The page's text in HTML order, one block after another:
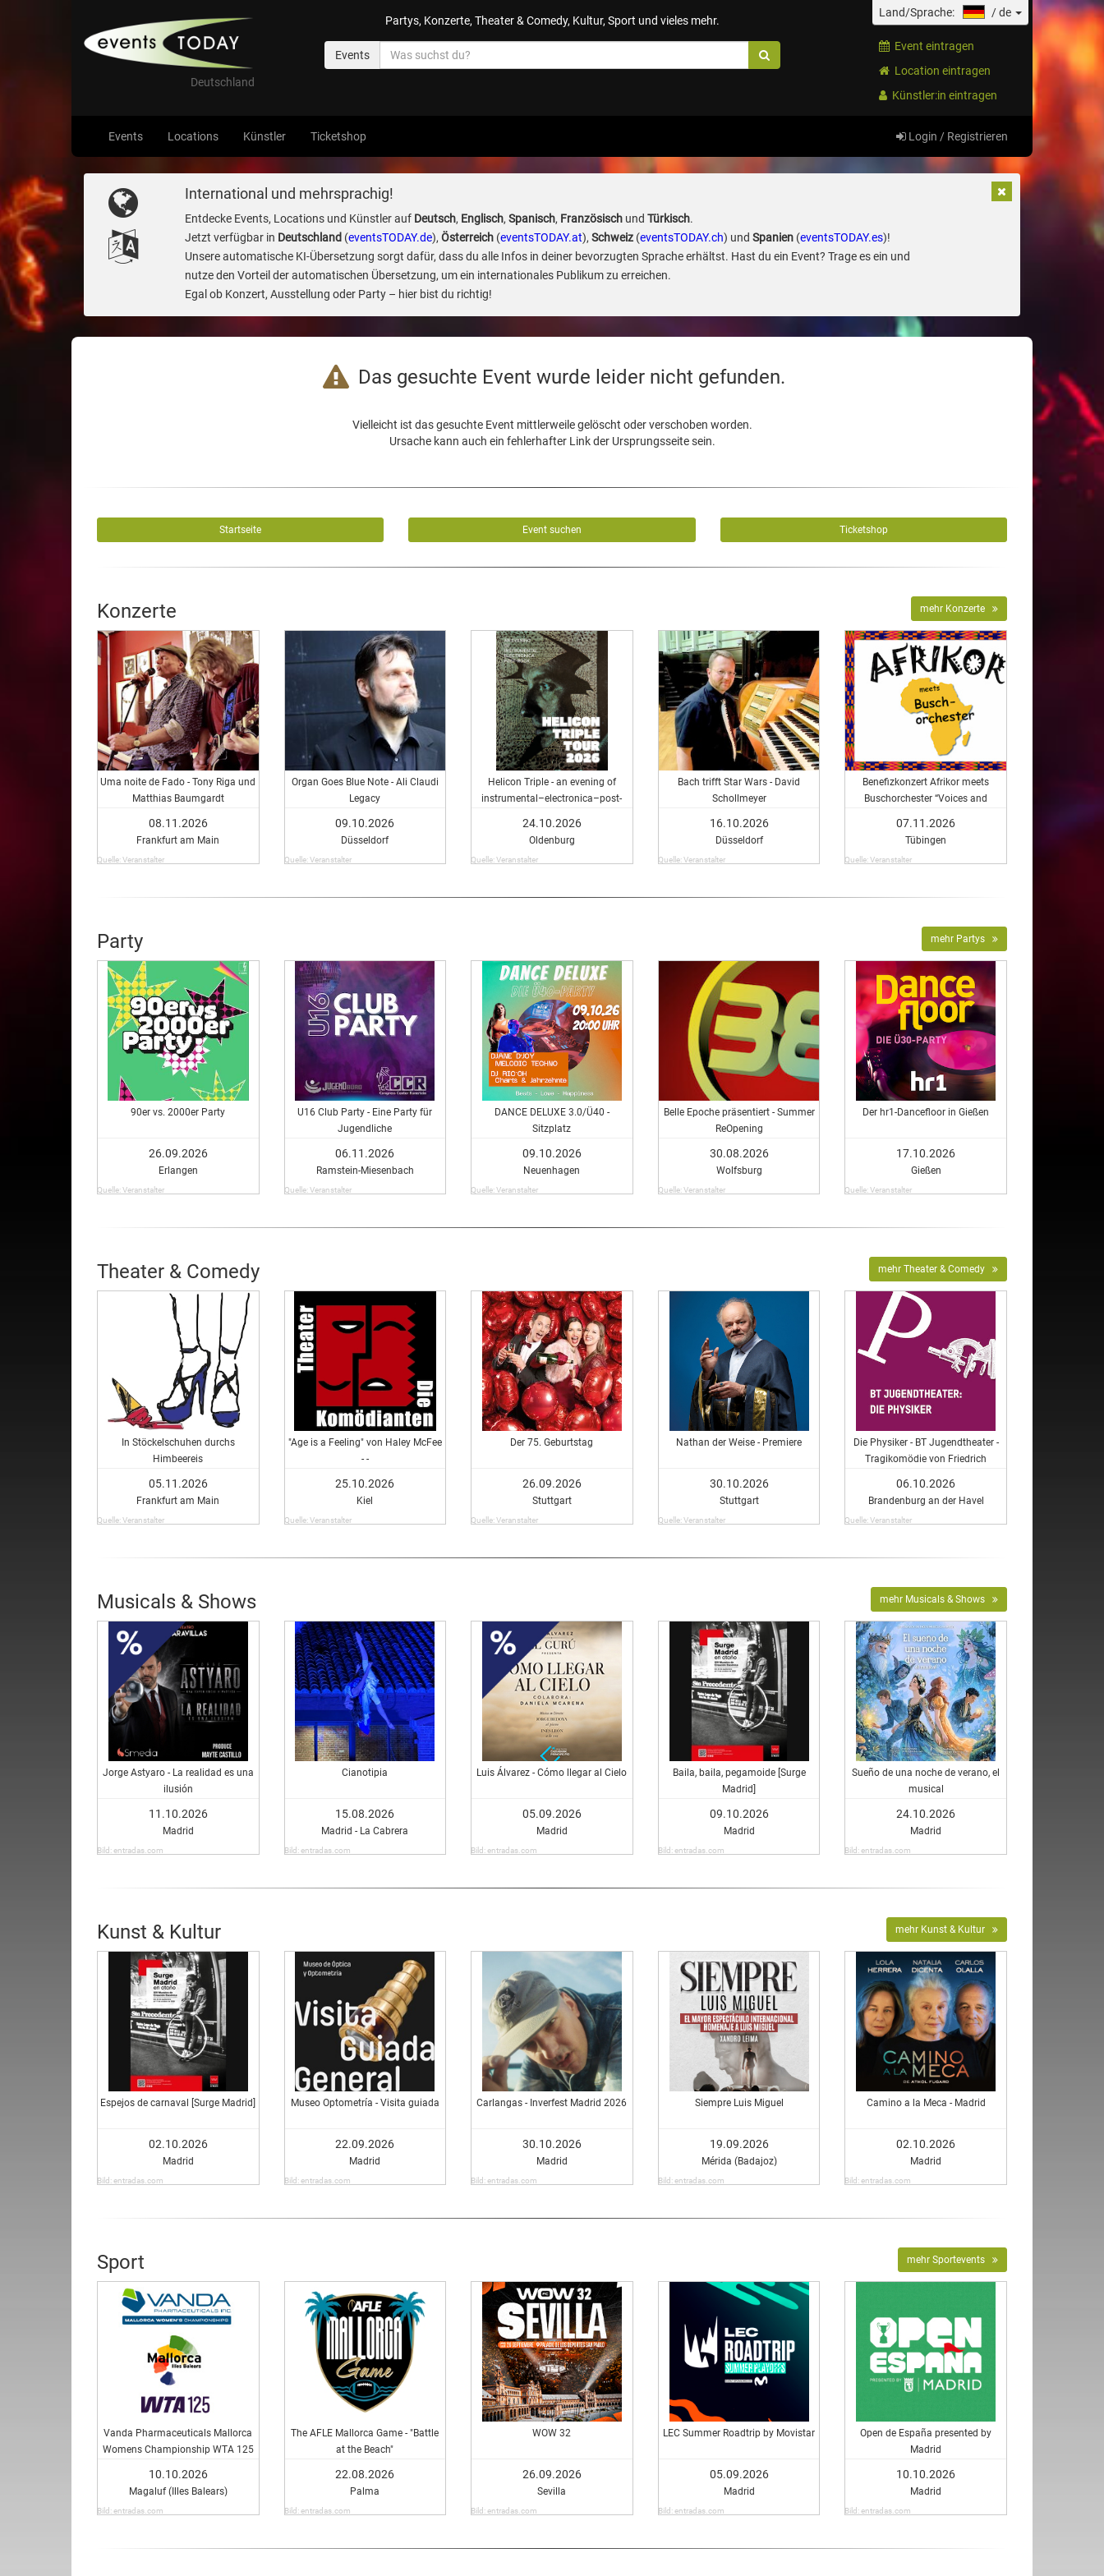
Deutschland
Partys, Konzerte, Theater & Comedy, Kultur, Sport und vieles mehr.
Events
Land/Sprache: /de
Event eintragen
Location eintragen
Künstler:in eintragen
Events Locations Künstler Ticketshop Login / Registrieren
International und mehrsprachig!
Entdecke Events, Locations und Künstler auf Deutsch, Englisch, Spanisch, Französischund Türkisch.
Jetzt verfügbar in Deutschland (eventsTODAY.de), Österreich(eventsTODAY.at), Schweiz(eventsTODAY.ch) und Spanien(eventsTODAY.es)!
Unsere automatische KI-Übersetzung sorgt dafür, dass du alle Infos in deiner bevorzugten Sprache erhältst. Hast du ein Event? Trage es ein und
nutze den Vorteil der automatischen Übersetzung, um ein internationales Publikum zu erreichen.
Egal ob Konzert, Ausstellung oder Party – hier bist du richtig!
Das gesuchte Event wurde leider nicht gefunden.
Vielleicht ist das gesuchte Event mittlerweile gelöscht oder verschoben worden.
Ursache kann auch ein fehlerhafter Link der Ursprungsseite sein.
Startseite Event suchen Ticketshop
Konzerte mehr Konzerte
Uma noite de Fado - Tony Riga und
Matthias Baumgardt
08.11.2026
Frankfurt am Main
Quelle: Veranstalter
Organ Goes Blue Note - Ali Claudi
Legacy
09.10.2026
Düsseldorf
Quelle: Veranstalter
Helicon Triple - an evening of
instrumental–electronica–post-
24.10.2026
Oldenburg
Quelle: Veranstalter
Bach trifft Star Wars - David
Schollmeyer
16.10.2026
Düsseldorf
Quelle: Veranstalter
Benefizkonzert Afrikor meets
Buschorchester “Voices and
07.11.2026
Tübingen
Quelle: Veranstalter
Party mehr Partys
90er vs. 2000er Party
26.09.2026
Erlangen
Quelle: Veranstalter
U16 Club Party - Eine Party für
Jugendliche
06.11.2026
Ramstein-Miesenbach
Quelle: Veranstalter
DANCE DELUXE 3.0/Ü40 -
Sitzplatz
09.10.2026
Neuenhagen
Quelle: Veranstalter
Belle Epoche präsentiert - Summer
ReOpening
30.08.2026
Wolfsburg
Quelle: Veranstalter
Der hr1-Dancefloor in Gießen
17.10.2026
Gießen
Quelle: Veranstalter
Theater & Comedy mehr Theater & Comedy
In Stöckelschuhen durchs
Himbeereis
05.11.2026
Frankfurt am Main
Quelle: Veranstalter
"Age is a Feeling" von Haley McFee
- -
25.10.2026
Kiel
Quelle: Veranstalter
Der 75. Geburtstag
26.09.2026
Stuttgart
Quelle: Veranstalter
Nathan der Weise - Premiere
30.10.2026
Stuttgart
Quelle: Veranstalter
Die Physiker - BT Jugendtheater -
Tragikomödie von Friedrich
06.10.2026
Brandenburg an der Havel
Quelle: Veranstalter
Musicals & Shows mehr Musicals & Shows
Jorge Astyaro - La realidad es una
ilusión
11.10.2026
Madrid
Bild: entradas.com
Cianotipia
15.08.2026
Madrid - La Cabrera
Bild: entradas.com
Luis Álvarez - Cómo llegar al Cielo
05.09.2026
Madrid
Bild: entradas.com
Baila, baila, pegamoide [Surge
Madrid]
09.10.2026
Madrid
Bild: entradas.com
Sueño de una noche de verano, el
musical
24.10.2026
Madrid
Bild: entradas.com
Kunst & Kultur mehr Kunst & Kultur
Espejos de carnaval [Surge Madrid]
02.10.2026
Madrid
Bild: entradas.com
Museo Optometría - Visita guiada
22.09.2026
Madrid
Bild: entradas.com
Carlangas - Inverfest Madrid 2026
30.10.2026
Madrid
Bild: entradas.com
Siempre Luis Miguel
19.09.2026
Mérida (Badajoz)
Bild: entradas.com
Camino a la Meca - Madrid
02.10.2026
Madrid
Bild: entradas.com
Sport mehr Sportevents
Vanda Pharmaceuticals Mallorca
Womens Championship WTA 125
10.10.2026
Magaluf (Illes Balears)
Bild: entradas.com
The AFLE Mallorca Game - "Battle
at the Beach"
22.08.2026
Palma
Bild: entradas.com
WOW 32
26.09.2026
Sevilla
Bild: entradas.com
LEC Summer Roadtrip by Movistar
05.09.2026
Madrid
Bild: entradas.com
Open de España presented by
Madrid
10.10.2026
Madrid
Bild: entradas.com